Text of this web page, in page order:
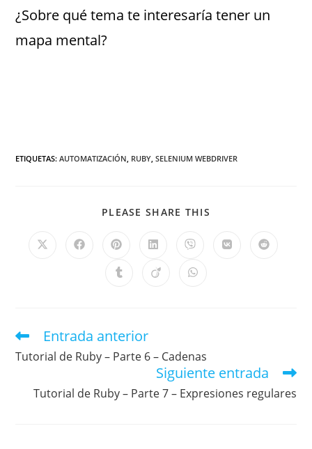
¿Sobre qué tema te interesaría tener un
mapa mental?
ETIQUETAS:AUTOMATIZACIÓN, RUBY, SELENIUM WEBDRIVER
PLEASE SHARE THIS
Entrada anterior
Tutorial de Ruby – Parte 6 – Cadenas
Siguiente entrada
Tutorial de Ruby – Parte 7 – Expresiones regulares